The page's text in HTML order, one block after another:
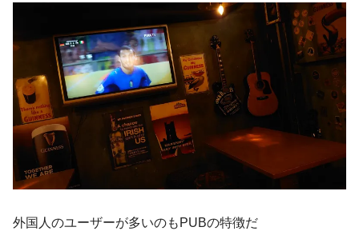
外国人のユーザーが多いのもPUBの特徴だ